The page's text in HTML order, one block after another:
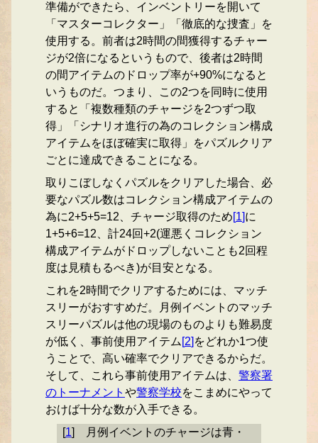
準備ができたら、インベントリーを開いて
「マスターコレクター」「徹底的な捜査」を
使用する。前者は2時間の間獲得するチャー
ジが2倍になるというもので、後者は2時間
の間アイテムのドロップ率が+90%になると
いうものだ。つまり、この2つを同時に使用
すると「複数種類のチャージを2つずつ取
得」「シナリオ進行の為のコレクション構成
アイテムをほぼ確実に取得」をパズルクリア
ごとに達成できることになる。
取りこぼしなくパズルをクリアした場合、必
要なパズル数はコレクション構成アイテムの
為に2+5+5=12、チャージ取得のため[1]に
1+5+6=12、計24回+2(運悪くコレクション
構成アイテムがドロップしないことも2回程
度は見積もるべき)が目安となる。
これを2時間でクリアするためには、マッチ
スリーがおすすめだ。月例イベントのマッチ
スリーパズルは他の現場のものよりも難易度
が低く、事前使用アイテム [2] をどれか1つ使
うことで、高い確率でクリアできるからだ。
そして、これら事前使用アイテムは、 警察署
のトーナメント や警察学校をこまめにやって
おけば十分な数が入手できる。
[1] 月例イベントのチャージは青・